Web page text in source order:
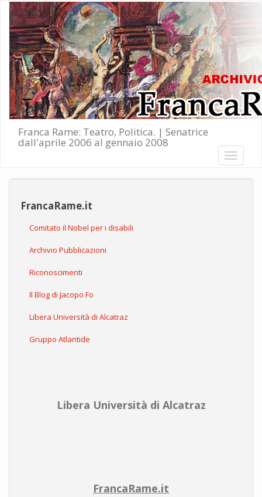
Salta al contenuto principale
Franca Rame: Teatro, Politica. | Senatrice
dall'aprile 2006 al gennaio 2008
Toggle
FrancaRame.it
Comitato il Nobel per i disabili
Archivio Pubblicazioni
Riconoscimenti
Il Blog di Jacopo Fo
Libera Università di Alcatraz
Gruppo Atlantide
Libera Università di Alcatraz
FrancaRame.it